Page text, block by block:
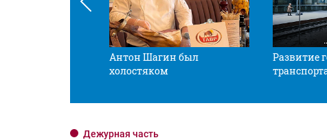
Антон Шагин был
холостяком
Развитие
Дежурная часть